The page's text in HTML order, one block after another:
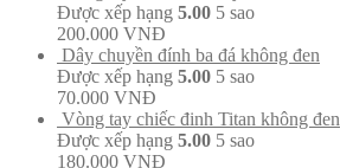
Được xếp hạng 5.00 5 sao
200.000 VNĐ
Dây chuyền đính ba đá không đen
Được xếp hạng 5.00 5 sao
70.000 VNĐ
Vòng tay chiếc đinh Titan không đen
Được xếp hạng 5.00 5 sao
180.000 VNĐ